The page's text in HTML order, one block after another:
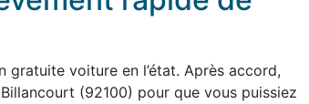
gratuite voiture en l’état. Après accord,
(92100) pour que vous puissiez